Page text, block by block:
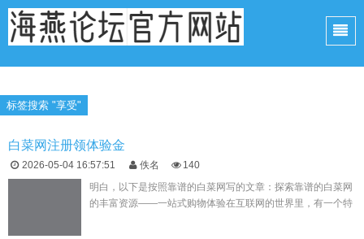
标签搜索 "享受"
白菜网注册领体验金
2026-05-04 16:57:51 佚名
140
明白，以下是按照靠谱的白菜网写的文章：探索靠谱的白菜网
的丰富资源——一站式购物体验在互联网的世界里，有一个特